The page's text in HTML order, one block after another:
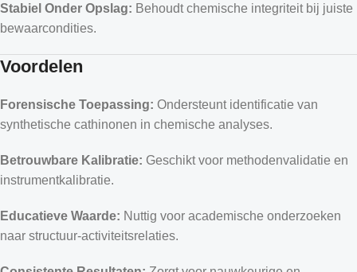
Stabiel Onder Opslag: Behoudt chemische integriteit bij juiste
bewaarcondities.
Voordelen
Forensische Toepassing: Ondersteunt identificatie van
synthetische cathinonen in chemische analyses.
Betrouwbare Kalibratie: Geschikt voor methodenvalidatie en
instrumentkalibratie.
Educatieve Waarde: Nuttig voor academische onderzoeken
naar structuur-activiteitsrelaties.